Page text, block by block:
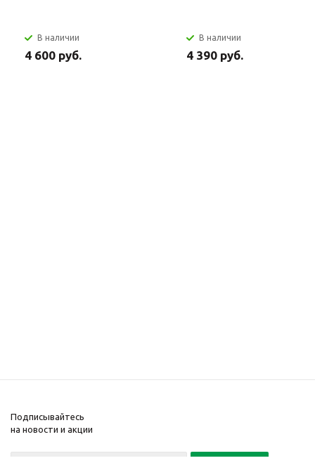
В наличии
4 600 руб.
В наличии
4 390 руб.
Подписывайтесь
на новости и акции